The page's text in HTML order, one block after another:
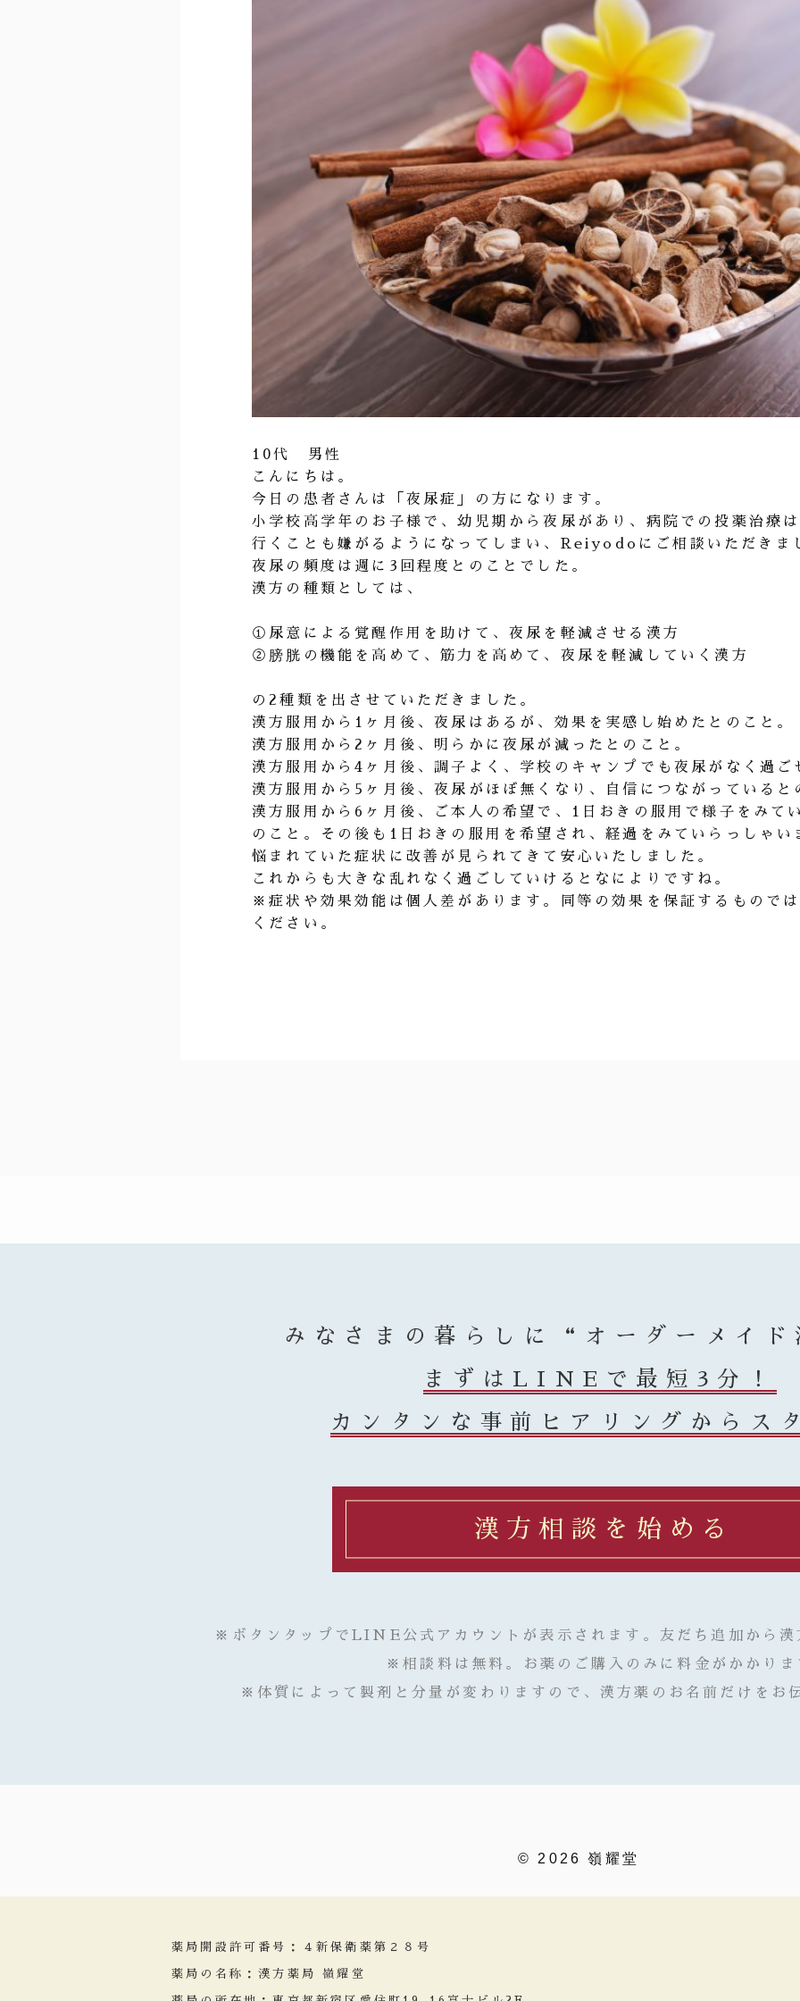
10代 男性
こんにちは。
今日の患者さんは「夜尿症」の方になります。
小学校高学年のお子様で、幼児期から夜尿があり、病院での投薬治療
行くことも嫌がるようになってしまい、Reiyodoにご相談いただきま
夜尿の頻度は週に3回程度とのことでした。
漢方の種類としては、
①尿意による覚醒作用を助けて、夜尿を軽減させる漢方
②膀胱の機能を高めて、筋力を高めて、夜尿を軽減していく漢方
の2種類を出させていただきました。
漢方服用から1ヶ月後、夜尿はあるが、効果を実感し始めたとのこと。
漢方服用から2ヶ月後、明らかに夜尿が減ったとのこと。
漢方服用から4ヶ月後、調子よく、学校のキャンプでも夜尿がなく過ご
漢方服用から5ヶ月後、夜尿がほぼ無くなり、自信につながっていると
漢方服用から6ヶ月後、ご本人の希望で、1日おきの服用で様子をみて
のこと。その後も1日おきの服用を希望され、経過をみていらっしゃい
悩まれていた症状に改善が見られてきて安心いたしました。
これからも大きな乱れなく過ごしていけるとなによりですね。
※症状や効果効能は個人差があります。同等の効果を保証するもので
ください。
みなさまの暮らしに
“オーダーメイ
まずはLINEで最短3分！
カンタンな事前ヒアリングからス
漢方相談を始める
※ボタンタップでLINE公式アカウントが表示されます。友だち追加から漢
※相談料は無料。お薬のご購入のみに料金がかかりま
※体質によって製剤と分量が変わりますので、漢方薬のお名前だけをお
© 2026 嶺耀堂
薬局開設許可番号：４新保衛薬第２８号
薬局の名称：漢方薬局 嶺耀堂